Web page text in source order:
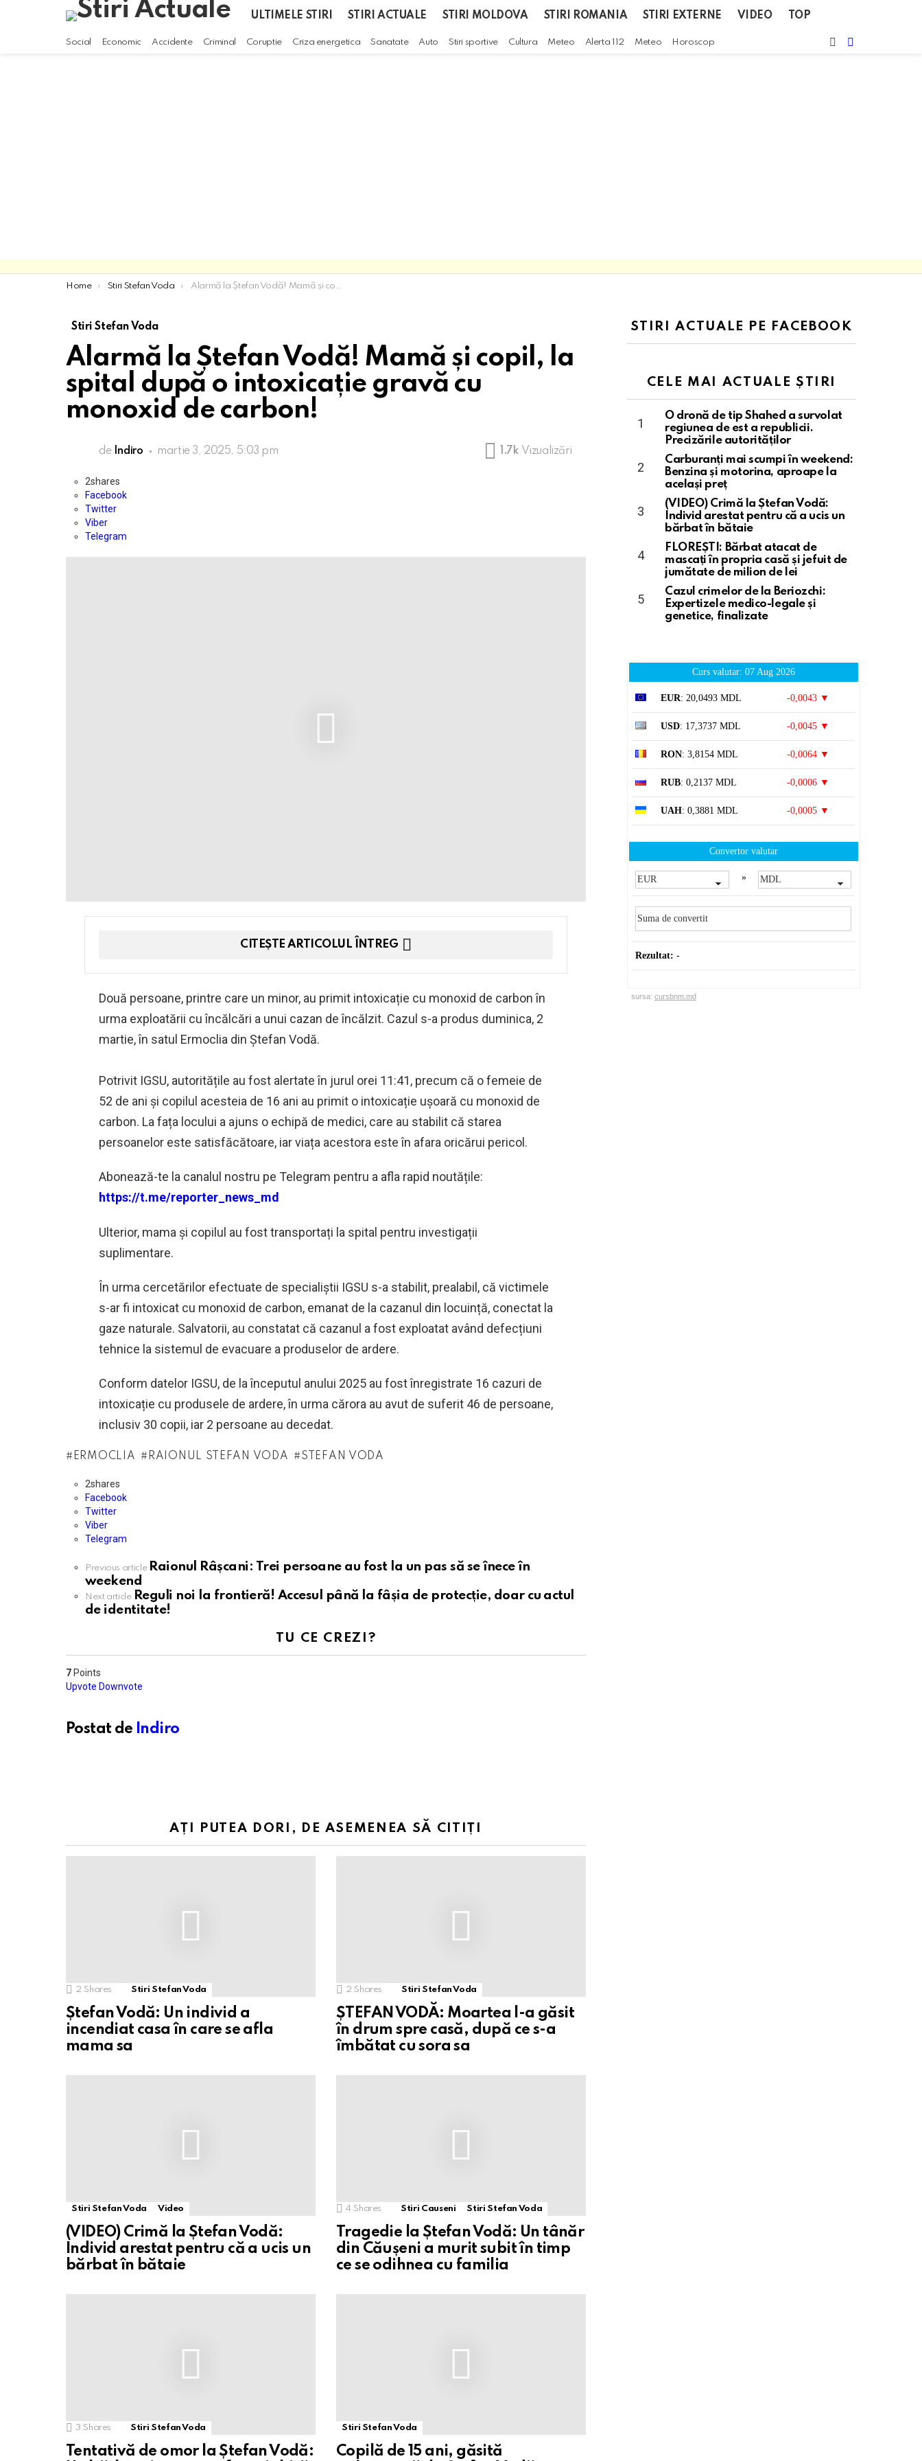
ULTIMELE STIRI STIRI ACTUALE STIRI MOLDOVA STIRI ROMANIA STIRI EXTERNE VIDEO TOP
Social Economic Accidente Criminal Coruptie Criza energetica Sanatate Auto Stiri sportive Cultura Meteo Alerta 112 Meteo Horoscop
SWITCH
You are here:
Home Stiri Stefan Voda Alarmă la Ștefan Vodă! Mamă și copil, la spital după o intoxicație gravă cu monoxid de carbon!
Stiri Stefan Voda
Alarmă la Ștefan Vodă! Mamă și copil, la
spital după o intoxicație gravă cu
monoxid de carbon!
de Indiro martie 3, 2025, 5:03 pm 1.7k Vizualizări
2shares
Facebook
Twitter
Viber
Telegram
CITEȘTE ARTICOLUL ÎNTREG
Două persoane, printre care un minor, au primit intoxicație cu monoxid de carbon în
urma exploatării cu încălcări a unui cazan de încălzit. Cazul s-a produs duminica, 2
martie, în satul Ermoclia din Ștefan Vodă.
Potrivit IGSU, autoritățile au fost alertate în jurul orei 11:41, precum că o femeie de
52 de ani și copilul acesteia de 16 ani au primit o intoxicație ușoară cu monoxid de
carbon. La fața locului a ajuns o echipă de medici, care au stabilit că starea
persoanelor este satisfăcătoare, iar viața acestora este în afara oricărui pericol.
‍Abonează-te la canalul nostru pe Telegram pentru a afla rapid noutățile:
https://t.me/reporter_news_md
Ulterior, mama și copilul au fost transportați la spital pentru investigații
suplimentare.
În urma cercetărilor efectuate de specialiștii IGSU s-a stabilit, prealabil, că victimele
s-ar fi intoxicat cu monoxid de carbon, emanat de la cazanul din locuință, conectat la
gaze naturale. Salvatorii, au constatat că cazanul a fost exploatat având defecțiuni
tehnice la sistemul de evacuare a produselor de ardere.
Conform datelor IGSU, de la începutul anului 2025 au fost înregistrate 16 cazuri de
intoxicație cu produsele de ardere, în urma cărora au avut de suferit 46 de persoane,
inclusiv 30 copii, iar 2 persoane au decedat.
ERMOCLIA RAIONUL STEFAN VODA STEFAN VODA
2shares
Facebook
Twitter
Viber
Telegram
See
more
Previous article Raionul Râșcani: Trei persoane au fost la un pas să se înece în
weekend
Next article Reguli noi la frontieră! Accesul până la fâșia de protecție, doar cu actul
de identitate!
TU CE CREZI?
7 Points
Upvote Downvote
Postat de Indiro
AȚI PUTEA DORI, DE ASEMENEA SĂ CITIȚI
2 Shares Stiri Stefan Voda
Ștefan Vodă: Un individ a
incendiat casa în care se afla
mama sa
2 Shares Stiri Stefan Voda
ȘTEFAN VODĂ: Moartea l-a găsit
în drum spre casă, după ce s-a
îmbătat cu sora sa
Stiri Stefan Voda Video
(VIDEO) Crimă la Ștefan Vodă:
Individ arestat pentru că a ucis un
bărbat în bătaie
4 Shares Stiri Causeni Stiri Stefan Voda
Tragedie la Ștefan Vodă: Un tânăr
din Căușeni a murit subit în timp
ce se odihnea cu familia
3 Shares Stiri Stefan Voda
Tentativă de omor la Ștefan Vodă:
Stiri Stefan Voda
Copilă de 15 ani, găsită
STIRI ACTUALE PE FACEBOOK
CELE MAI ACTUALE ȘTIRI
O dronă de tip Shahed a survolat
regiunea de est a republicii.
Precizările autorităților
Carburanți mai scumpi în weekend:
Benzina și motorina, aproape la
același preț
(VIDEO) Crimă la Ștefan Vodă:
Individ arestat pentru că a ucis un
bărbat în bătaie
FLOREȘTI: Bărbat atacat de
mascați în propria casă și jefuit de
jumătate de milion de lei
Cazul crimelor de la Beriozchi:
Expertizele medico-legale și
genetice, finalizate
Curs valutar: 07 Aug 2026
EUR: 20,0493 MDL -0,0043 ▼
USD: 17,3737 MDL -0,0045 ▼
RON: 3,8154 MDL -0,0064 ▼
RUB: 0,2137 MDL -0,0006 ▼
UAH: 0,3881 MDL -0,0005 ▼
Convertor valutar
»
Rezultat: -
sursa: cursbnm.md